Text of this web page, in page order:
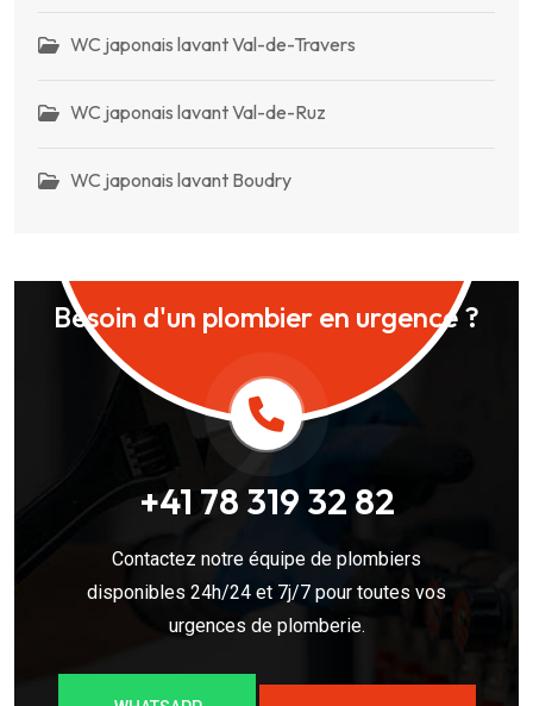
WC japonais lavant Val-de-Travers
WC japonais lavant Val-de-Ruz
WC japonais lavant Boudry
Besoin d'un plombier en urgence ?
+41 78 319 32 82
Contactez notre équipe de plombiers
disponibles 24h/24 et 7j/7 pour toutes vos
urgences de plomberie.